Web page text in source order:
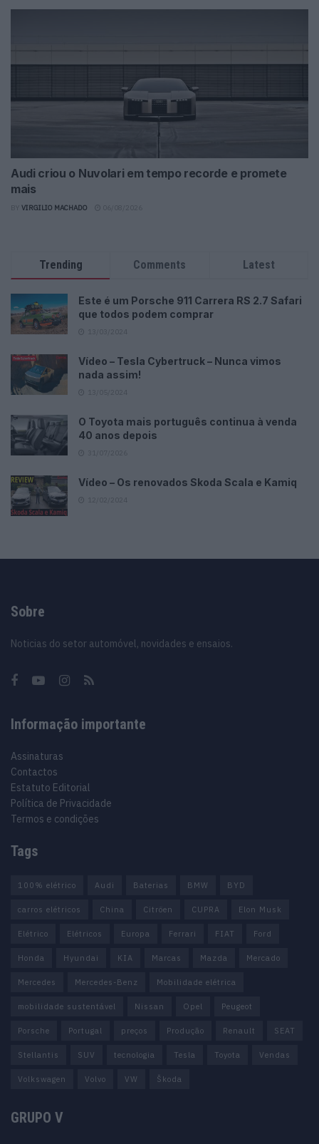
Audi criou o Nuvolari em tempo recorde e promete
mais
VIRGILIO MACHADO
Trending Comments Latest
Este é um Porsche 911 Carrera RS 2.7 Safari
que todos podem comprar
Vídeo – Tesla Cybertruck – Nunca vimos
nada assim!
O Toyota mais português continua à venda
40 anos depois
Vídeo – Os renovados Skoda Scala e Kamiq
Sobre
Noticias do setor automóvel, novidades e ensaios.
Informação importante
Assinaturas
Contactos
Estatuto Editorial
Política de Privacidade
Termos e condições
Tags
100% elétrico Audi Baterias BMW BYD
carros elétricos China Citröen CUPRA Elon Musk
Elétrico Elétricos Europa Ferrari FIAT Ford
Honda Hyundai KIA Marcas Mazda Mercado
Mercedes Mercedes-Benz Mobilidade elétrica
mobilidade sustentável Nissan Opel Peugeot
Porsche Portugal preços Produção Renault SEAT
Stellantis SUV tecnologia Tesla Toyota Vendas
Volkswagen Volvo VW Škoda
GRUPO V